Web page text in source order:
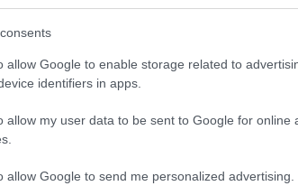
allow Google to enable storage related to
identifiers in apps.
allow my user data to be sent to Google for online
allow Google to send me personalized advertising.
Τραγωδία στην Κω: Νεκρός